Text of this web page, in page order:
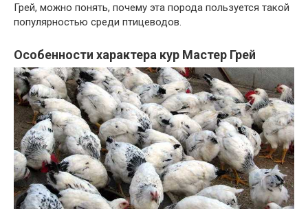
Грей, можно понять, почему эта порода пользуется такой
популярностью среди птицеводов.
Особенности характера кур Мастер Грей